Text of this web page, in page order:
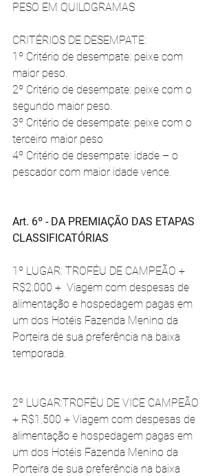
PESO EM QUILOGRAMAS
CRITÉRIOS DE DESEMPATE:
1º Critério de desempate: peixe com
maior peso.
2º Critério de desempate: peixe com o
segundo maior peso.
3º Critério de desempate: peixe com o
terceiro maior peso
4º Critério de desempate: idade – o
pescador com maior idade vence.
Art. 6º - DA PREMIAÇÃO DAS ETAPAS
CLASSIFICATÓRIAS
1º LUGAR: TROFÉU DE CAMPEÃO +
R$2.000 +  Viagem com despesas de
alimentação e hospedagem pagas em
um dos Hotéis Fazenda Menino da
Porteira de sua preferência na baixa
temporada.
2º LUGAR:TROFÉU DE VICE CAMPEÃO
+ R$1.500 + Viagem com despesas de
alimentação e hospedagem pagas em
um dos Hotéis Fazenda Menino da
Porteira de sua preferência na baixa